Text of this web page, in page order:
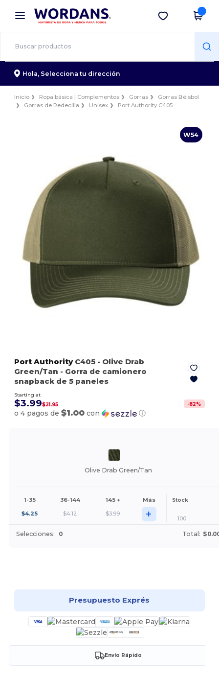
× App de Wordans
¡Mejores precios en app!
Descargar app
Hola, Selecciona tu dirección
Inicio Ropa básica | Complementos Gorras
Gorras Béisbol
Gorras de Redecilla
Unisex Port Authority C405
W54
Port AuthorityC405 - Olive Drab
Green/Tan - Gorra de camionero
snapback de 5 paneles
Starting at
$3.99$21.95 -82%
o 4 pagos de$1.00 con ⓘ
Olive Drab Green/Tan
1-35 36-144 145 + Más Stock
$4.25 $4.12 $3.99 + 100
Selecciones: 0 Total:
Presupuesto Exprés
Envío Rápido